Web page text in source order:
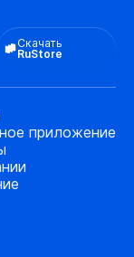
Скачать
RuStore
приложение